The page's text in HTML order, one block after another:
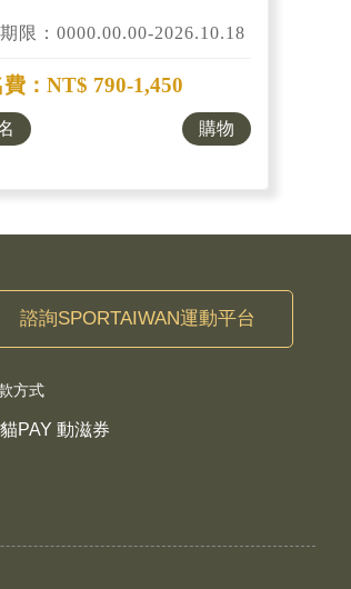
限：0000.00.00-2026.10.18
：NT$ 790-1,450
購物
諮詢SPORTAIWAN運動平台
方式
PAY 動滋券